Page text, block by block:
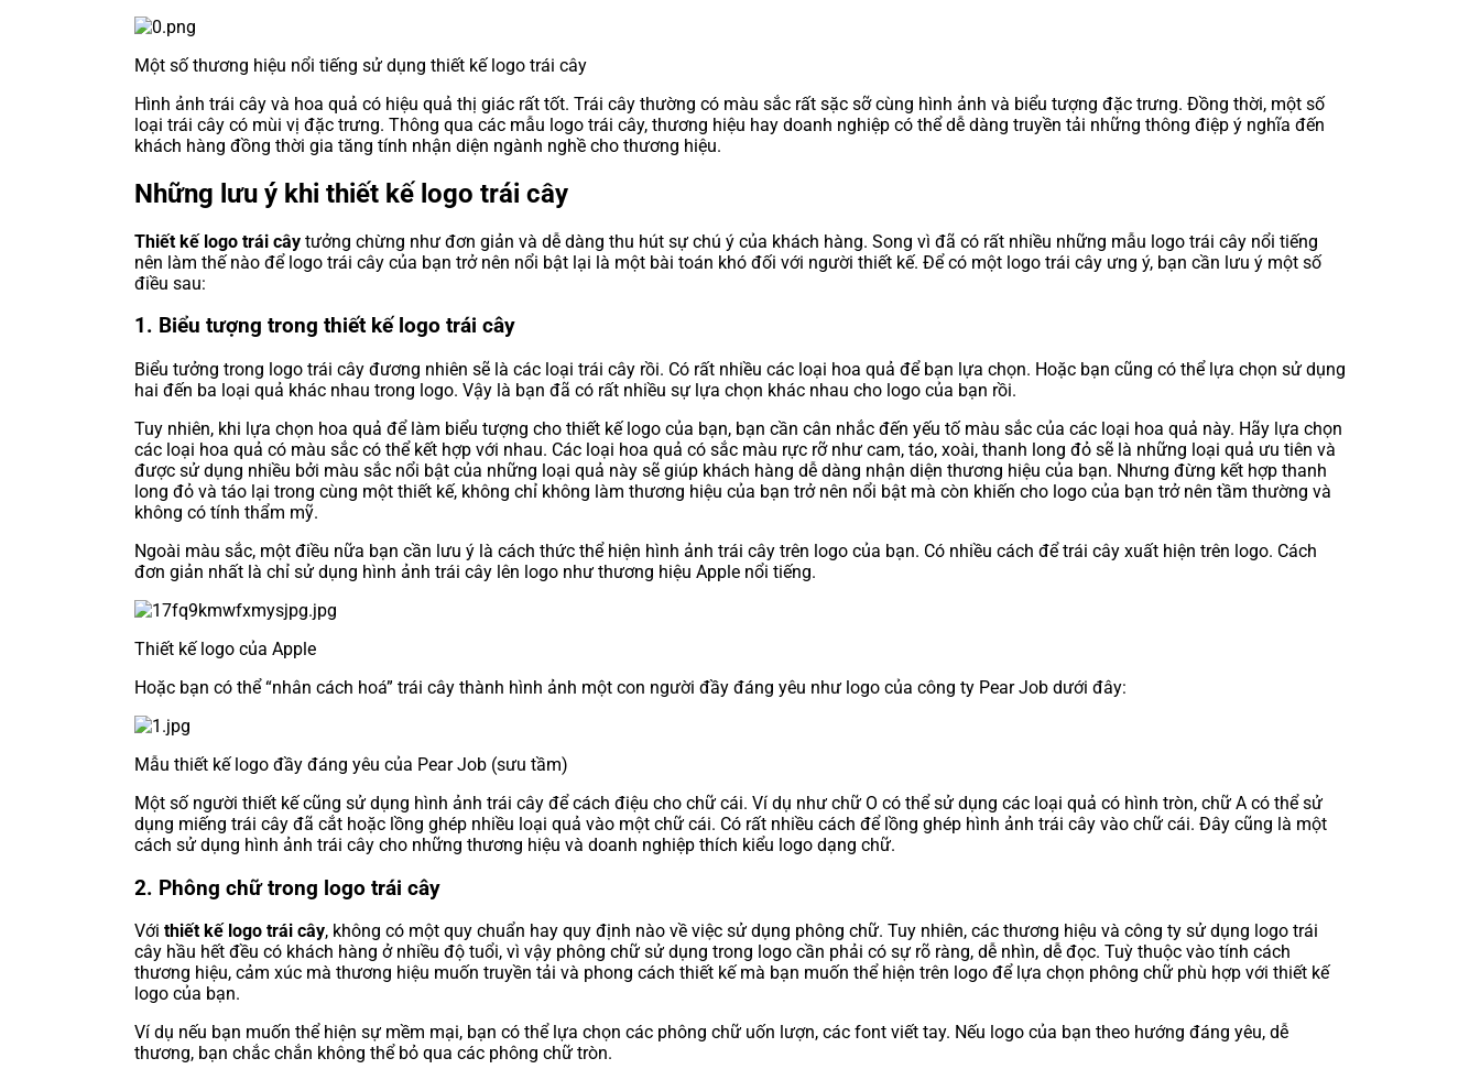
Một số thương hiệu nổi tiếng sử dụng thiết kế logo trái cây
Hình ảnh trái cây và hoa quả có hiệu quả thị giác rất tốt. Trái cây thường có màu sắc rất sặc sỡ cùng hình ảnh và biểu tượng đặc trưng. Đồng thời, một số
loại trái cây có mùi vị đặc trưng. Thông qua các mẫu logo trái cây, thương hiệu hay doanh nghiệp có thể dễ dàng truyền tải những thông điệp ý nghĩa đến
khách hàng đồng thời gia tăng tính nhận diện ngành nghề cho thương hiệu.
Những lưu ý khi thiết kế logo trái cây
Thiết kế logo trái cây tưởng chừng như đơn giản và dễ dàng thu hút sự chú ý của khách hàng. Song vì đã có rất nhiều những mẫu logo trái cây nổi tiếng
nên làm thế nào để logo trái cây của bạn trở nên nổi bật lại là một bài toán khó đối với người thiết kế. Để có một logo trái cây ưng ý, bạn cần lưu ý một số
điều sau:
1. Biểu tượng trong thiết kế logo trái cây
Biểu tưởng trong logo trái cây đương nhiên sẽ là các loại trái cây rồi. Có rất nhiều các loại hoa quả để bạn lựa chọn. Hoặc bạn cũng có thể lựa chọn sử dụng
hai đến ba loại quả khác nhau trong logo. Vậy là bạn đã có rất nhiều sự lựa chọn khác nhau cho logo của bạn rồi.
Tuy nhiên, khi lựa chọn hoa quả để làm biểu tượng cho thiết kế logo của bạn, bạn cần cân nhắc đến yếu tố màu sắc của các loại hoa quả này. Hãy lựa chọn
các loại hoa quả có màu sắc có thể kết hợp với nhau. Các loại hoa quả có sắc màu rực rỡ như cam, táo, xoài, thanh long đỏ sẽ là những loại quả ưu tiên và
được sử dụng nhiều bởi màu sắc nổi bật của những loại quả này sẽ giúp khách hàng dễ dàng nhận diện thương hiệu của bạn. Nhưng đừng kết hợp thanh
long đỏ và táo lại trong cùng một thiết kế, không chỉ không làm thương hiệu của bạn trở nên nổi bật mà còn khiến cho logo của bạn trở nên tầm thường và
không có tính thẩm mỹ.
Ngoài màu sắc, một điều nữa bạn cần lưu ý là cách thức thể hiện hình ảnh trái cây trên logo của bạn. Có nhiều cách để trái cây xuất hiện trên logo. Cách
đơn giản nhất là chỉ sử dụng hình ảnh trái cây lên logo như thương hiệu Apple nổi tiếng.
Thiết kế logo của Apple
Hoặc bạn có thể “nhân cách hoá” trái cây thành hình ảnh một con người đầy đáng yêu như logo của công ty Pear Job dưới đây:
Mẫu thiết kế logo đầy đáng yêu của Pear Job (sưu tầm)
Một số người thiết kế cũng sử dụng hình ảnh trái cây để cách điệu cho chữ cái. Ví dụ như chữ O có thể sử dụng các loại quả có hình tròn, chữ A có thể sử
dụng miếng trái cây đã cắt hoặc lồng ghép nhiều loại quả vào một chữ cái. Có rất nhiều cách để lồng ghép hình ảnh trái cây vào chữ cái. Đây cũng là một
cách sử dụng hình ảnh trái cây cho những thương hiệu và doanh nghiệp thích kiểu logo dạng chữ.
2. Phông chữ trong logo trái cây
Với thiết kế logo trái cây, không có một quy chuẩn hay quy định nào về việc sử dụng phông chữ. Tuy nhiên, các thương hiệu và công ty sử dụng logo trái
cây hầu hết đều có khách hàng ở nhiều độ tuổi, vì vậy phông chữ sử dụng trong logo cần phải có sự rõ ràng, dễ nhìn, dễ đọc. Tuỳ thuộc vào tính cách
thương hiệu, cảm xúc mà thương hiệu muốn truyền tải và phong cách thiết kế mà bạn muốn thể hiện trên logo để lựa chọn phông chữ phù hợp với thiết kế
logo của bạn.
Ví dụ nếu bạn muốn thể hiện sự mềm mại, bạn có thể lựa chọn các phông chữ uốn lượn, các font viết tay. Nếu logo của bạn theo hướng đáng yêu, dễ
thương, bạn chắc chắn không thể bỏ qua các phông chữ tròn.